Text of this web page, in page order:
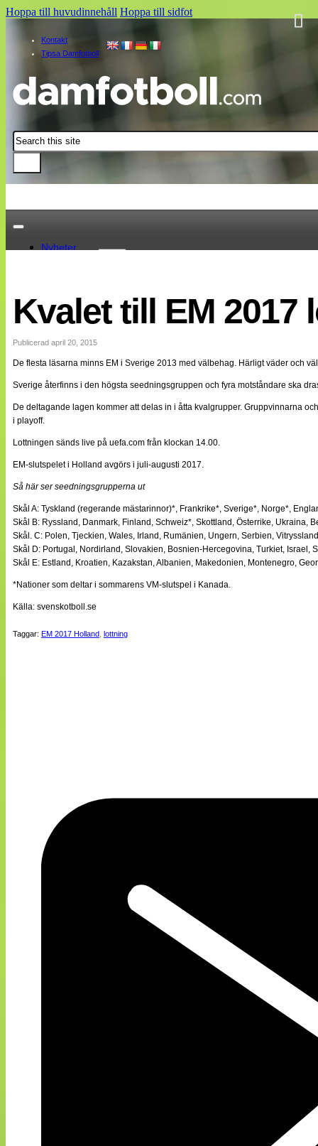
Hoppa till huvudinnehåll Hoppa till sidfot
Kontakt
Tipsa Damfotboll
Sök
Nyheter
Landslaget
EM 2013
Internationellt
Bildreportage
Bloggar
Lagen
Cuper
Medlemsbilder
NÄTverket
Om oss
Statistik
Tipsa Damfotboll
Kontakt
Kvalet till EM 2017
Publicerad april 20, 2015
De flesta läsarna minns EM i Sverige 2013 med välbehag. Härligt väder och
Sverige återfinns i den högsta seedningsgruppen och fyra motståndare ska
De deltagande lagen kommer att delas in i åtta kvalgrupper. Gruppvinnarna
i playoff.
Lottningen sänds live på uefa.com från klockan 14.00.
EM-slutspelet i Holland avgörs i juli-augusti 2017.
Så här ser seedningsgrupperna ut
Skål A: Tyskland (regerande mästarinnor)*, Frankrike*, Sverige*, Norge*,
Skål B: Ryssland, Danmark, Finland, Schweiz*, Skottland, Österrike, Ukraina,
Skål. C: Polen, Tjeckien, Wales, Irland, Rumänien, Ungern, Serbien,
Skål D: Portugal, Nordirland, Slovakien, Bosnien-Hercegovina, Turkiet, Israel,
Skål E: Estland, Kroatien, Kazakstan, Albanien, Makedonien, Montenegro,
*Nationer som deltar i sommarens VM-slutspel i Kanada.
Källa: svenskotboll.se
Taggar: EM 2017 Holland lottning